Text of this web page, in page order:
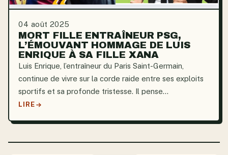
04 août 2025
MORT FILLE ENTRAÎNEUR PSG,
L’ÉMOUVANT HOMMAGE DE LUIS
ENRIQUE À SA FILLE XANA
Luis Enrique, l’entraîneur du Paris Saint-Germain,
continue de vivre sur la corde raide entre ses exploits
sportifs et sa profonde tristesse. Il pense
constamment à sa fille Xana, décédée à l’âge de neuf
LIRE